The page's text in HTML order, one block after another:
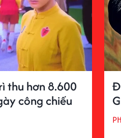
thu hơn 8.600
công chiếu